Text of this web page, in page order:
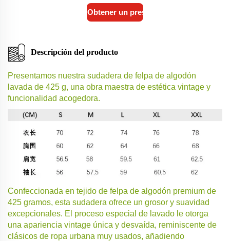
Obtener un presupuesto
Descripción del producto
Presentamos nuestra sudadera de felpa de algodón
lavada de 425 g, una obra maestra de estética vintage y
funcionalidad acogedora.
Confeccionada en tejido de felpa de algodón premium de
425 gramos, esta sudadera ofrece un grosor y suavidad
excepcionales. El proceso especial de lavado le otorga
una apariencia vintage única y desvaída, reminiscente de
clásicos de ropa urbana muy usados, añadiendo